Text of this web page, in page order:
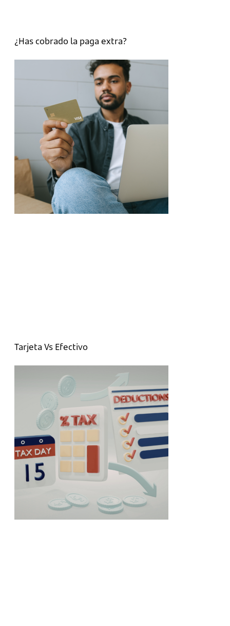
¿Has cobrado la paga extra?
Tarjeta Vs Efectivo